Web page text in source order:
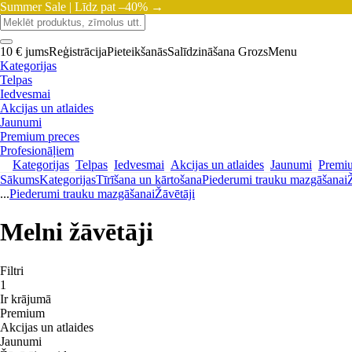
Summer Sale | Līdz pat –40% →
10 € jumsReģistrācijaPieteikšanāsSalīdzināšana GrozsMenu
Kategorijas
Telpas
Iedvesmai
Akcijas un atlaides
Jaunumi
Premium preces
Profesionāļiem
Kategorijas Telpas Iedvesmai Akcijas un atlaides Jaunumi
SākumsKategorijasTīrīšana un kārtošanaPiederumi trauku mazgāšanai
...Piederumi trauku mazgāšanaiŽāvētāji
Melni žāvētāji
Filtri
1
Ir krājumā
Premium
Akcijas un atlaides
Jaunumi